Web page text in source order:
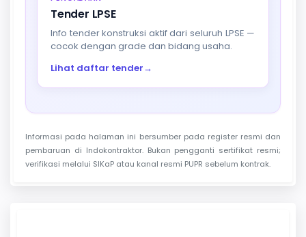
Tender LPSE
Info tender konstruksi aktif dari seluruh LPSE —
cocok dengan grade dan bidang usaha.
Lihat daftar tender→
Informasi pada halaman ini bersumber pada register resmi dan
pembaruan di Indokontraktor. Bukan pengganti sertifikat resmi;
verifikasi melalui SIKaP atau kanal resmi PUPR sebelum kontrak.